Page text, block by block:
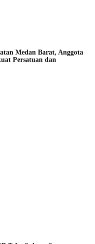
Medan Barat, Anggota
Persatuan dan